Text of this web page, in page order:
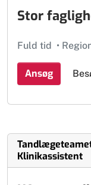
Stor
Fuld tid •
Ansøg
Klinikassistent